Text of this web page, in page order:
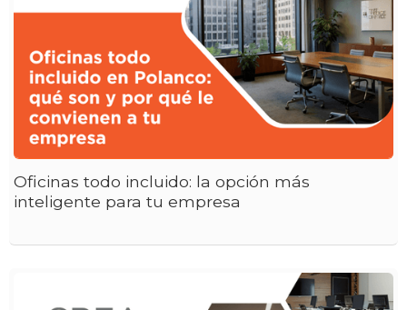
Oficinas todo incluido: la opción más
inteligente para tu empresa